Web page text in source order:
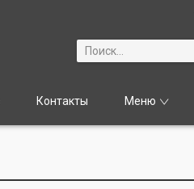
Контакты Меню